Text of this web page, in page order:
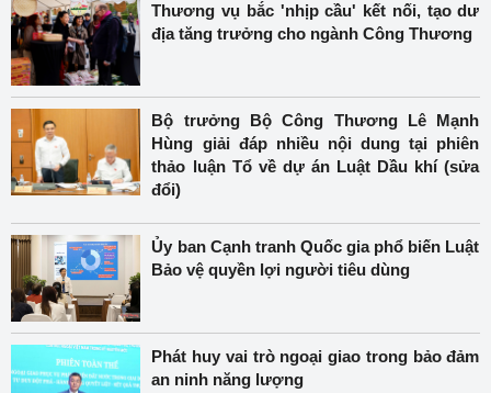
Thương vụ bắc 'nhịp cầu' kết nối, tạo dư
địa tăng trưởng cho ngành Công Thương
Bộ trưởng Bộ Công Thương Lê Mạnh
Hùng giải đáp nhiều nội dung tại phiên
thảo luận Tổ về dự án Luật Dầu khí (sửa
đổi)
Ủy ban Cạnh tranh Quốc gia phổ biến Luật
Bảo vệ quyền lợi người tiêu dùng
Phát huy vai trò ngoại giao trong bảo đảm
an ninh năng lượng